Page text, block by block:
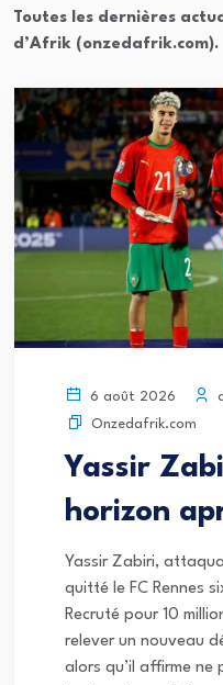
Toutes les dernières
d’Afrik (onzedafrik.com).
6 août 2026
Onzedafrik.com
Yassir
horizon
Yassir Zabiri,
quitté le FC Rennes
Recruté pour 10
relever un nouveau
alors qu’il affirme ne